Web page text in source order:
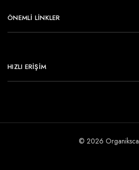
ÖNEMLI LINKLER
HIZLI ERİŞİM
© 2026